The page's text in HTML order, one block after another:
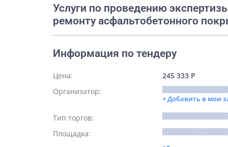
Услуги по проведению
ремонту асфальтобетонного
Информация по тендеру
Цена:
245 333 Р
Организатор:
+ Добавить в мои
Тип торгов:
Площадка: